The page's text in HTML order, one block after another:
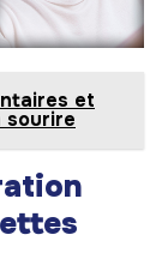
et
sourire